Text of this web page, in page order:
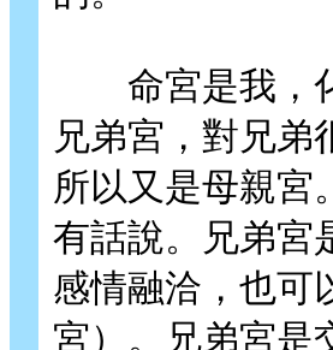
命宮是我，化
兄弟宮，對兄弟
所以又是母親宮
有話說。兄弟宮
感情融洽，也可
宮）。兄弟宮是